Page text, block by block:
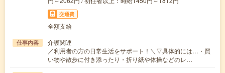
交通費
全額支給
仕事内容
介護関連
／利用者の方の日常生活をサポート！＼▽具体的には…・買
い物や散歩に付き添ったり・折り紙や体操などのレ…